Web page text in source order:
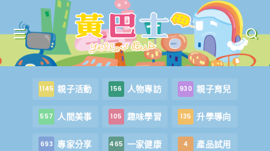
1145 親子活動 156 人物專訪 930 親子育兒
557 人間美事 105 趣味學習 135 升學導向
693 專家分享 465 一家健康 4 產品試用